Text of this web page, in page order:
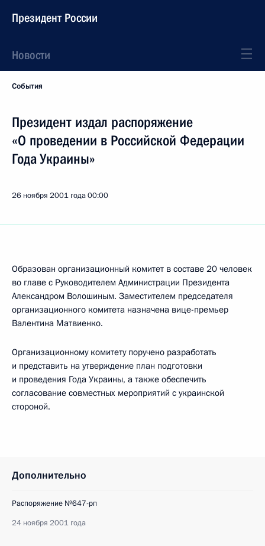
Президент России
Новости
События
Президент издал распоряжение
«О проведении в Российской Федерации
Года Украины»
26 ноября 2001 года00:00
Образован организационный комитет в составе 20 человек
во главе с Руководителем Администрации Президента
Александром Волошиным. Заместителем председателя
организационного комитета назначена вице-премьер
Валентина Матвиенко.
Организационному комитету поручено разработать
и представить на утверждение план подготовки
и проведения Года Украины, а также обеспечить
согласование совместных мероприятий с украинской
стороной.
Дополнительно
Распоряжение №647-рп
24 ноября 2001 года